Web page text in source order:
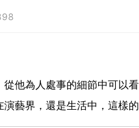
他為人處事的細節中可以
藝界，還是生活中，這樣